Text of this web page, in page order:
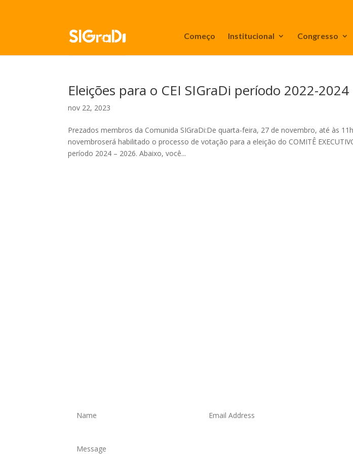
Começo Institucional Congresso
Eleições para o CEI SIGraDi período 2022-2024
nov 22, 2023
Prezados membros da Comunida SIGraDi:De quarta-feira, 27 de novembro, até às
novembroserá habilitado o processo de votação para a eleição do COMITÊ
período 2024 – 2026. Abaixo, você...